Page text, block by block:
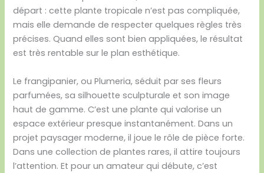
départ : cette plante tropicale n’est pas compliquée,
mais elle demande de respecter quelques règles très
précises. Quand elles sont bien appliquées, le résultat
est très rentable sur le plan esthétique.
Le frangipanier, ou Plumeria, séduit par ses fleurs
parfumées, sa silhouette sculpturale et son image
haut de gamme. C’est une plante qui valorise un
espace extérieur presque instantanément. Dans un
projet paysager moderne, il joue le rôle de pièce forte.
Dans une collection de plantes rares, il attire toujours
l’attention. Et pour un amateur qui débute, c’est